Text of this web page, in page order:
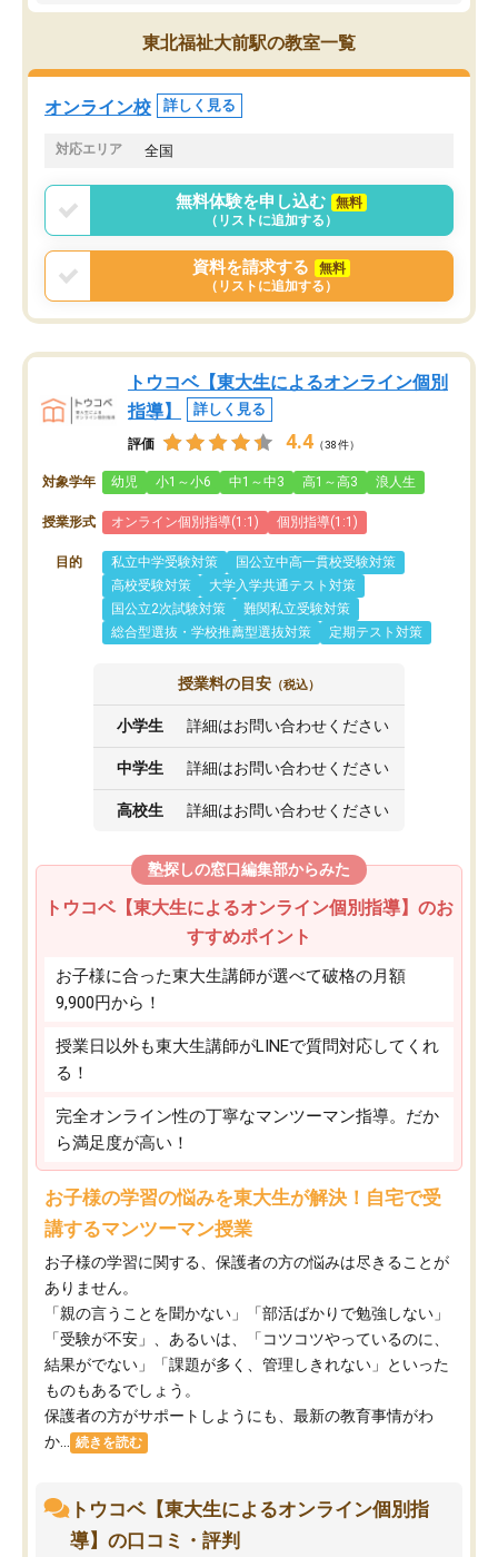
であるので無料の週末教室を使用しな
がら頑張って欲しいと思います！
東北福祉大前駅の教室一覧
オンライン校 詳しく見る
対応エリア 全国
無料体験を申し込む
無料
（リストに追加する）
資料を請求する
無料
（リストに追加する）
トウコベ【東大生によるオンライン個別
指導】
詳しく見る
評価 4.4 （38件）
対象学年 幼児 小1～小6 中1～中3 高1～高3 浪人生
授業形式 オンライン個別指導(1:1) 個別指導(1:1)
目的 私立中学受験対策
国公立中高一貫校受験対策
高校受験対策
大学入学共通テスト対策
国公立2次試験対策
難関私立受験対策
総合型選抜・学校推薦型選抜対策
定期テスト対策
授業料の目安 （税込）
小学生 詳細はお問い合わせください
中学生 詳細はお問い合わせください
高校生 詳細はお問い合わせください
塾探しの窓口編集部からみた
トウコベ【東大生によるオンライン個別指導】のお
すすめポイント
お子様に合った東大生講師が選べて破格の月額
9,900円から！
授業日以外も東大生講師がLINEで質問対応してくれ
る！
完全オンライン性の丁寧なマンツーマン指導。だか
ら満足度が高い！
お子様の学習の悩みを東大生が解決！自宅で受
講するマンツーマン授業
お子様の学習に関する、保護者の方の悩みは尽きることが
ありません。
「親の言うことを聞かない」「部活ばかりで勉強しない」
「受験が不安」、あるいは、「コツコツやっているのに、
結果がでない」「課題が多く、管理しきれない」といった
ものもあるでしょう。
保護者の方がサポートしようにも、最新の教育事情がわ
か...
続きを読む
トウコベ【東大生によるオンライン個別指
導】の口コミ・評判